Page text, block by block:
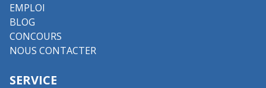
EMPLOI
BLOG
CONCOURS
NOUS CONTACTER
SERVICE